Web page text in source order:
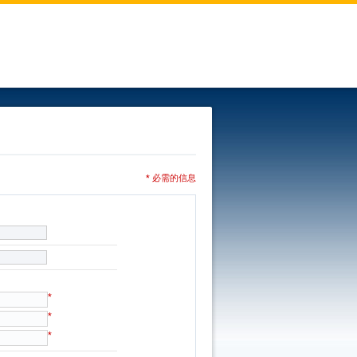
* 必需的信息
*
*
*